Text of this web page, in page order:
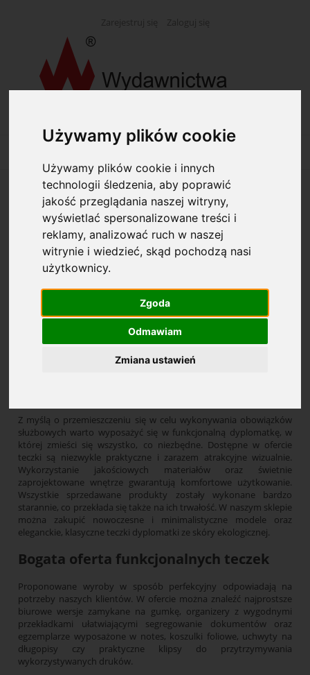
Używamy plików cookie
Używamy plików cookie i innych
technologii śledzenia, aby poprawić
jakość przeglądania naszej witryny,
wyświetlać spersonalizowane treści i
reklamy, analizować ruch w naszej
witrynie i wiedzieć, skąd pochodzą nasi
użytkownicy.
Zgoda
Odmawiam
Zmiana ustawień
Opcje przeglądania
Kategorie: Organizery, dyplomatki
Producent: (wybierz)
Cena: (wybierz)
Z myślą o przemieszczeniu się w celu wykonywania obowiązków
służbowych warto wyposażyć się w funkcjonalną dyplomatkę, w
której zmieści się wszystko, co niezbędne. Dostępne w ofercie
teczki są niezwykle praktyczne i zarazem atrakcyjne wizualnie.
Wykorzystanie jakościowych materiałów oraz świetnie
zaprojektowane wnętrze gwarantują komfortowe użytkowanie.
Wszystkie sprzedawane produkty zostały wykonane bardzo
starannie, co przekłada się także na ich trwałość. W naszym sklepie
można zakupić nowoczesne i minimalistyczne modele oraz
eleganckie, klasyczne teczki dyplomatki ze skóry ekologicznej.
Bogata oferta funkcjonalnych teczek
Proponowane wyroby w sposób perfekcyjny odpowiadają na
potrzeby naszych klientów. W ofercie można znaleźć najprostsze
biurowe wersje zamykane na gumkę, organizery z wygodnymi
przekładkami ułatwiającymi segregowanie dokumentów oraz
egzemplarze wyposażone w notes, koszulki foliowe, uchwyty na
długopisy czy praktyczne klipsy do przytrzymywania
wykorzystywanych druków.